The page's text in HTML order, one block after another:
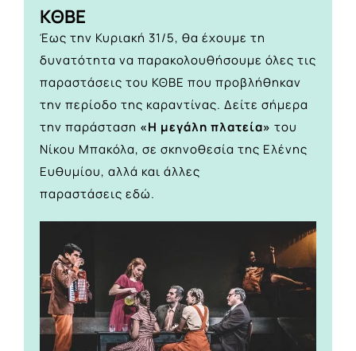
ΚΘΒΕ
Έως την Κυριακή 31/5, θα έχουμε τη
δυνατότητα να παρακολουθήσουμε όλες τις
παραστάσεις του ΚΘΒΕ που προβλήθηκαν
την περίοδο της καραντίνας. Δείτε σήμερα
την παράσταση «Η μεγάλη πλατεία» του
Νίκου Μπακόλα, σε σκηνοθεσία της Ελένης
Ευθυμίου, αλλά και άλλες
παραστάσεις εδώ.